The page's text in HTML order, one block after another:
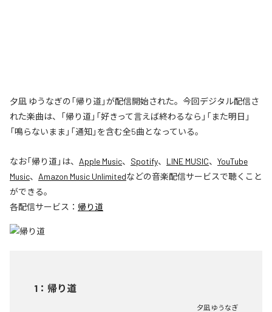
夕凪 ゆうなぎの「帰り道」が配信開始された。今回デジタル配信さ
れた楽曲は、「帰り道」「好きって言えば終わるなら」「また明日」
「鳴らないまま」「通知」を含む全5曲となっている。
なお「帰り道」は、 Apple Music、 Spotify、 LINE MUSIC、 YouTube
Music、 Amazon Music Unlimitedなどの音楽配信サービスで聴くこと
ができる。
各配信サービス： 帰り道
1 ： 帰り道
夕凪 ゆうなぎ